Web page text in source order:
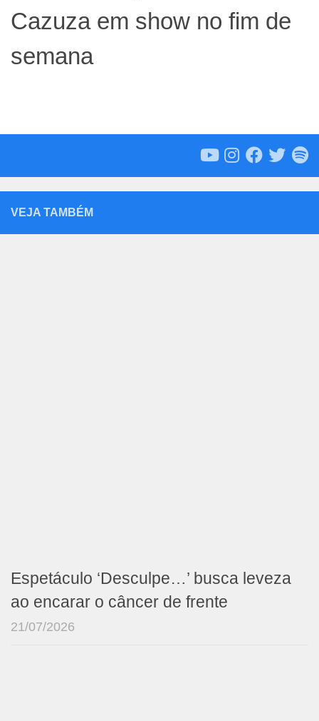
Cazuza em show no fim de
semana
VEJA TAMBÉM
Espetáculo ‘Desculpe…’ busca leveza
ao encarar o câncer de frente
21/07/2026